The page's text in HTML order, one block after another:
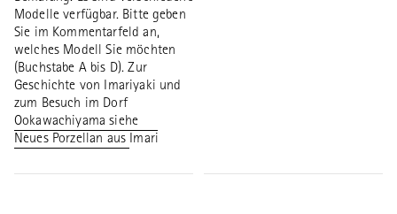
Modelle verfügbar. Bitte geben
Sie im Kommentarfeld an,
welches Modell Sie möchten
(Buchstabe A bis D). Zur
Geschichte von Imariyaki und
zum Besuch im Dorf
Ookawachiyama siehe
Neues Porzellan aus Imari